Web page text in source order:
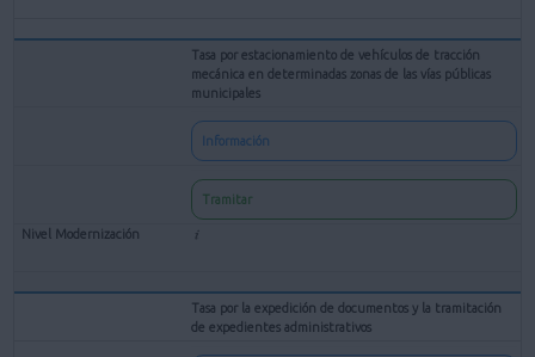
Tasa por estacionamiento de vehículos de tracción
mecánica en determinadas zonas de las vías públicas
municipales
Información
Tramitar
Tasa por la expedición de documentos y la tramitación
de expedientes administrativos